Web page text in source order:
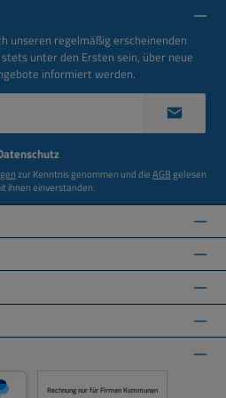
unseren regelmäßig erscheinenden
unter den Ersten sein, über neue
informiert werden.
zur Kenntnis genommen und dieAGBgelesen
ihnen einverstanden.
Rechnung nur für Firmen Kommunen